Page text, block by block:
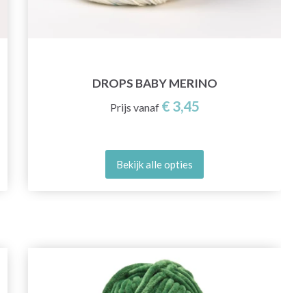
DROPS BABY MERINO
Prijs vanaf € 3,45
Bekijk alle opties